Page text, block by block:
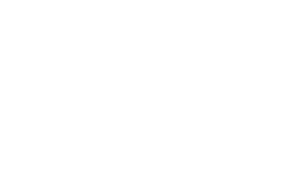
assenta nas mesmas bases do que o da
a aspirina e outros anti-inflamatórios para o tratamento
(a Amitriptilina). Portanto, é a mesma filosofia
Portugal?
a cefaleia de tensão, que qualquer pessoa pode ter.
e cada profissional faz a diferença”
Insuficiência Cardíaca” da Bayer